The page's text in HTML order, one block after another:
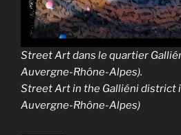
Street Art dans le quartier
Auvergne-Rhône-Alpes).
Street Art in the Galliéni district
Auvergne-Rhône-Alpes)